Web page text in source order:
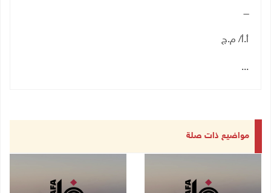
ــــ
أ.أ/ م.ج
...
مواضيع ذات صلة